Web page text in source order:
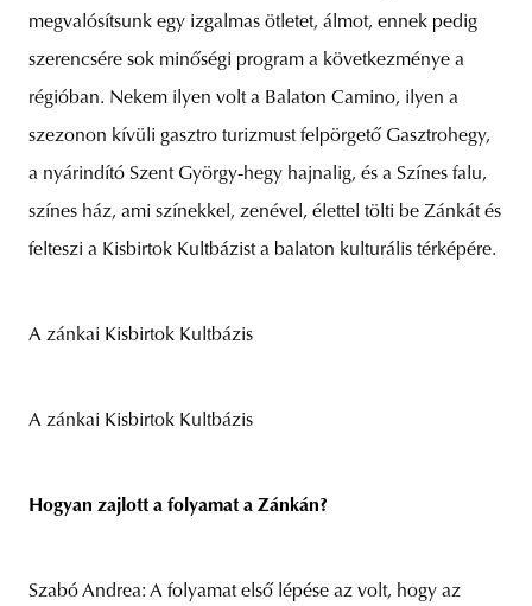
megvalósítsunk egy izgalmas ötletet, álmot, ennek pedig
szerencsére sok minőségi program a következménye a
régióban. Nekem ilyen volt a Balaton Camino, ilyen a
szezonon kívüli gasztro turizmust felpörgető Gasztrohegy,
a nyárindító Szent György-hegy hajnalig, és a Színes falu,
színes ház, ami színekkel, zenével, élettel tölti be Zánkát és
felteszi a Kisbirtok Kultbázist a balaton kulturális térképére.
A zánkai Kisbirtok Kultbázis
A zánkai Kisbirtok Kultbázis
Hogyan zajlott a folyamat a Zánkán?
Szabó Andrea: A folyamat első lépése az volt, hogy az